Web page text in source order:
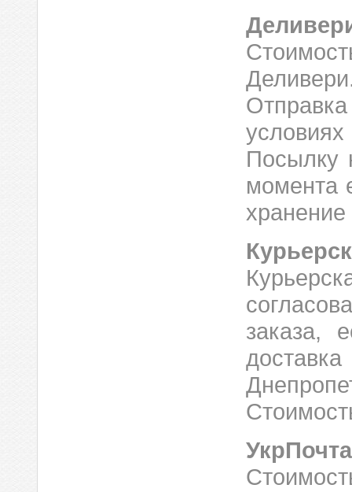
Посылку
момента
заказа,
УкрПочта